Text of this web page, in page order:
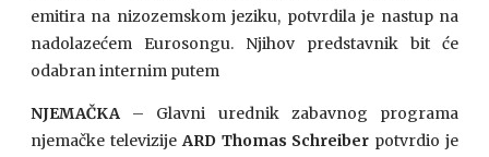
emitira na nizozemskom jeziku, potvrdila je nastup na
nadolazećem Eurosongu. Njihov predstavnik bit će
odabran internim putem
NJEMAČKA – Glavni urednik zabavnog programa
njemačke televizijeARD Thomas Schreiber potvrdio je